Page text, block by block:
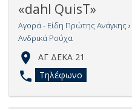
«dahl QuisΤ»
Αγορά - Είδη Πρώτης Ανάγκης ›
Ανδρικά Ρούχα
ΑΓ ΔΕΚΑ 21
Τηλέφωνο